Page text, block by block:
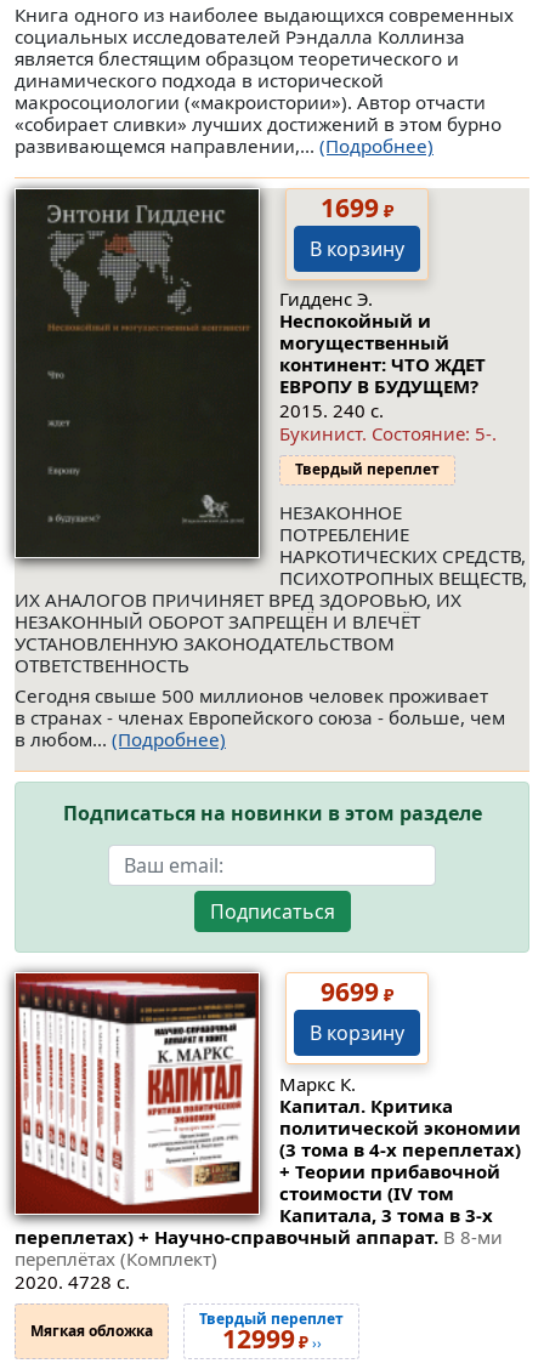
Книга одного из наиболее выдающихся современных
социальных исследователей Рэндалла Коллинза
является блестящим образцом теоретического и
динамического подхода в исторической
макросоциологии («макроистории»). Автор отчасти
«собирает сливки» лучших достижений в этом бурно
развивающемся направлении,... (Подробнее)
1699₽
В корзину
Гидденс Э.
Неспокойный и
могущественный
континент: ЧТО ЖДЕТ
ЕВРОПУ В БУДУЩЕМ?
2015. 240 с.
Букинист. Состояние: 5-.
Твердый переплет
НЕЗАКОННОЕ
ПОТРЕБЛЕНИЕ
НАРКОТИЧЕСКИХ СРЕДСТВ,
ПСИХОТРОПНЫХ ВЕЩЕСТВ,
ИХ АНАЛОГОВ ПРИЧИНЯЕТ ВРЕД ЗДОРОВЬЮ, ИХ
НЕЗАКОННЫЙ ОБОРОТ ЗАПРЕЩЁН И ВЛЕЧЁТ
УСТАНОВЛЕННУЮ ЗАКОНОДАТЕЛЬСТВОМ
ОТВЕТСТВЕННОСТЬ
Сегодня свыше 500 миллионов человек проживает
в странах - членах Европейского союза - больше, чем
в любом... (Подробнее)
Подписаться на новинки в этом разделе
Подписаться
9699₽
В корзину
Маркс К.
Капитал. Критика
политической экономии
(3 тома в 4-х переплетах)
+ Теории прибавочной
стоимости (IV том
Капитала, 3 тома в 3-х
переплетах) + Научно-справочный аппарат. В 8-ми
переплётах (Комплект)
2020. 4728 с.
Мягкая обложка
Твердый переплет
12999₽››